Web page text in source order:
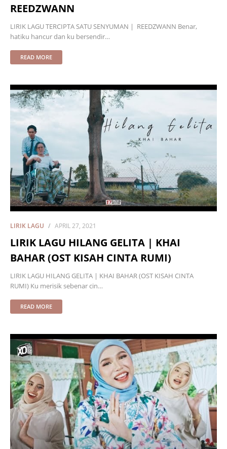
REEDZWANN
LIRIK LAGU TERCIPTA SATU SENYUMAN | REEDZWANN Benar,
hatiku hancur dan ku bersendir…
READ MORE
LIRIK LAGU APRIL 27, 2021
LIRIK LAGU HILANG GELITA | KHAI
BAHAR (OST KISAH CINTA RUMI)
LIRIK LAGU HILANG GELITA | KHAI BAHAR (OST KISAH CINTA
RUMI) Ku merisik sebenar cin…
READ MORE